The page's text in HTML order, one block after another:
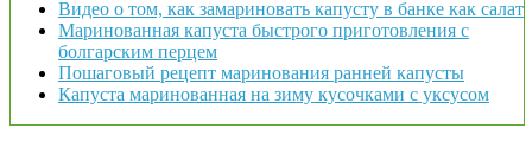
Видео о том, как замариновать капусту в банке как салат
Маринованная капуста быстрого приготовления с
болгарским перцем
Пошаговый рецепт маринования ранней капусты
Капуста маринованная на зиму кусочками с уксусом